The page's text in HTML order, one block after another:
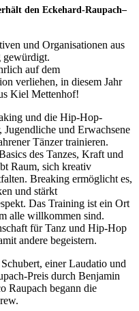
den Eckehard-Raupach–
und Organisationen aus
gewürdigt.
auf dem
verliehen, in diesem Jahr
Kiel Mettenhof!
und die Hip-Hop-
und Erwachsene
Tänzer trainieren.
des Tanzes, Kraft und
Raum, sich kreativ
Breaking ermöglicht es,
und stärkt
Das Training ist ein Ort
alle willkommen sind.
für Tanz und Hip-Hop
andere begeistern.
einer Laudatio und
Preis durch Benjamin
Raupach begann die